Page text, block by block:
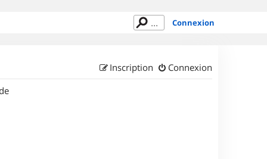
Connexion
Connexion
Inscription